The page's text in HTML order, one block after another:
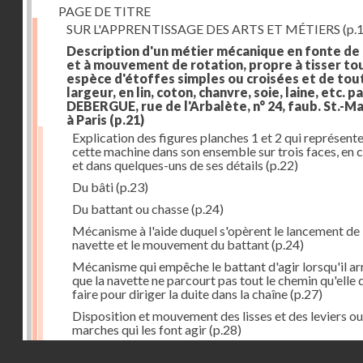
PAGE DE TITRE
SUR L'APPRENTISSAGE DES ARTS ET MÉTIERS
Description d'un métier mécanique en fonte
et à mouvement de rotation, propre à tisser
espèce d'étoffes simples ou croisées et de
largeur, en lin, coton, chanvre, soie, laine, etc.
DEBERGUE, rue de l'Arbalète, n° 24, faub. St.-
à Paris (p.21)
Explication des figures planches 1 et 2 qui
cette machine dans son ensemble sur trois faces, en
et dans quelques-uns de ses détails (p.22)
Du bâti(p.23)
Du battant ou chasse(p.24)
Mécanisme à l'aide duquel s'opèrent le lancement de
navette et le mouvement du battant(p.24)
Mécanisme qui empêche le battant d'agir lorsqu'il
que la navette ne parcourt pas tout le chemin qu'elle
faire pour diriger la duite dans la chaîne(p.27)
Disposition et mouvement des lisses et des leviers ou
marches qui les font agir(p.28)